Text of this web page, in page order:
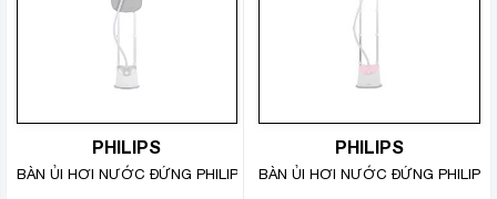
– Ủi hơi nước: giúp làm ẩm và mềm các vết nhăn, cho
PHILIPS
BÀN ỦI HƠI NƯỚC ĐỨNG PHILIPS GC487 1800W
PHILIPS
BÀN ỦI HƠI NƯỚC ĐỨNG PHILIPS